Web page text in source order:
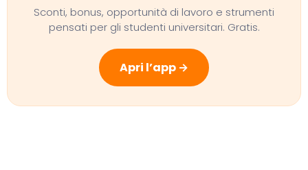
Sconti, bonus, opportunità di lavoro e strumenti
pensati per gli studenti universitari. Gratis.
Apri l’app →